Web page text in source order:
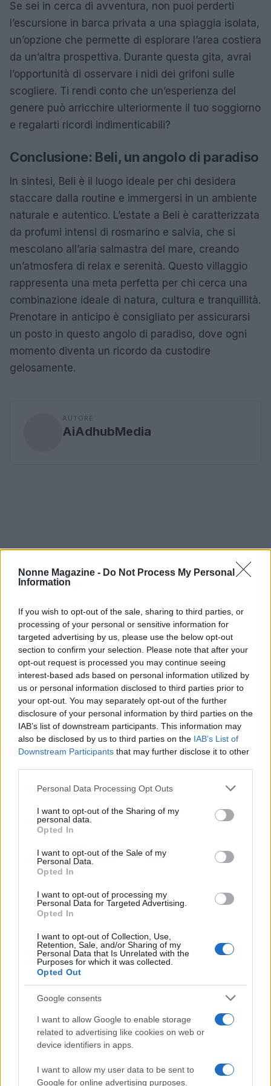
Nonne Magazine - Do Not Process My Personal
Information
If you wish to opt-out of the sale, sharing to third parties, or
processing of your personal or sensitive information for
targeted advertising by us, please use the below opt-out
section to confirm your selection. Please note that after your
opt-out request is processed you may continue seeing
interest-based ads based on personal information utilized by
us or personal information disclosed to third parties prior to
your opt-out. You may separately opt-out of the further
disclosure of your personal information by third parties on the
IAB’s list of downstream participants. This information may
also be disclosed by us to third parties on the IAB’s List of
Downstream Participants that may further disclose it to other
Please note that this website/app uses one or more Google
not limited to your visit or usage behaviour. You may click to
grant or deny consent to Google and its third-party tags to
use your data for below specified purposes in below Google
consent section.
Personal Data Processing Opt Outs
I want to opt-out of the Sharing of my
personal data.
Opted In
I want to opt-out of the Sale of my
Personal Data.
Opted In
I want to opt-out of processing my
Personal Data for Targeted Advertising.
Opted In
I want to opt-out of Collection, Use,
Retention, Sale, and/or Sharing of my
Personal Data that Is Unrelated with the
Purposes for which it was collected.
Opted Out
Google consents
I want to allow Google to enable storage
related to advertising like cookies on web or
device identifiers in apps.
I want to allow my user data to be sent to
Google for online advertising purposes.
Se sei in cerca di avventura, non puoi perderti
l’escursione in barca privata a una spiaggia isolata,
un’opzione che permette di esplorare l’area costiera
da un’altra prospettiva. Durante questa gita, avrai
l’opportunità di osservare i nidi dei grifoni sulle
scogliere. Ti rendi conto che un’esperienza del
genere può arricchire ulteriormente il tuo soggiorno
e regalarti ricordi indimenticabili?
Conclusione: Beli, un angolo di paradiso
In sintesi, Beli è il luogo ideale per chi desidera
staccare dalla routine e immergersi in un ambiente
naturale e autentico. L’estate a Beli è caratterizzata
da profumi intensi di rosmarino e salvia, che si
mescolano all’aria salmastra del mare, creando
un’atmosfera di relax e serenità. Questo villaggio
rappresenta una meta perfetta per chi cerca una
combinazione ideale di natura, cultura e tranquillità.
Prenotare in anticipo è consigliato per assicurarsi
un posto in questo angolo di paradiso, dove ogni
momento diventa un ricordo da custodire
gelosamente.
AUTORE
AiAdhubMedia
Continua a leggere
Papa Leone a Santa Maria degli Angeli: migliaia di
giovani per il meeting francescano
Edoardo Castellucci · 7 Ago 2026
NEWS